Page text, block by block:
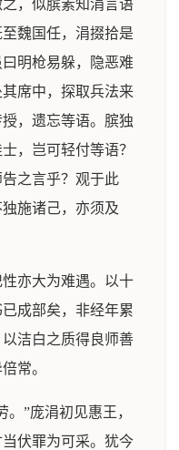
，似膑素知涓言语
魏国任，涓掇拾是
明枪易躲，隐恶难
席中，探取兵法来
，遗忘等语。膑独
，岂可轻付等语？
之言乎？观于此
施诸己，亦须及
亦大为难遇。以十
成部矣，非经年累
洁白之质得良师善
常。
”庞涓初见惠王，
伏罪为可采。犹今